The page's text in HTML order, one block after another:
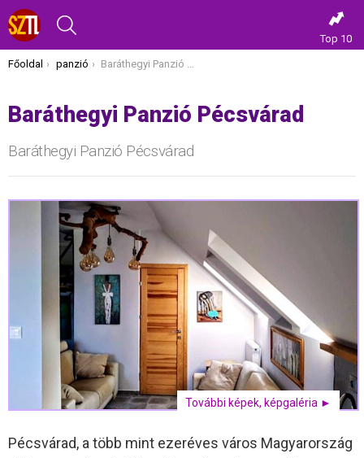
Top 10
Itt vagy most:
Főoldal panzió Baráthegyi Panzió Pécsvárad
Baráthegyi Panzió Pécsvárad
Baráthegyi Panzió Pécsvárad
További képek, képgaléria ►
Pécsvárad, a több mint ezeréves város Magyarország